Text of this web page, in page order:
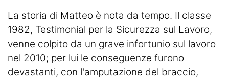
La storia di Matteo è nota da tempo. Il classe
1982, Testimonial per la Sicurezza sul Lavoro,
venne colpito da un grave infortunio sul lavoro
nel 2010; per lui le conseguenze furono
devastanti, con l'amputazione del braccio,